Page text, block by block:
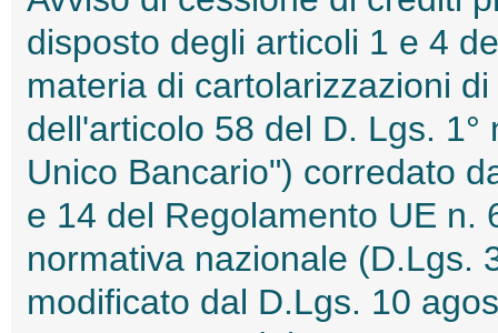
disposto degli articoli 1 e 4
materia di cartolarizzazioni
dell'articolo 58 del D. Lgs.
Unico Bancario") corredato
e 14 del Regolamento UE n.
normativa nazionale (D.Lgs.
modificato dal D.Lgs. 10